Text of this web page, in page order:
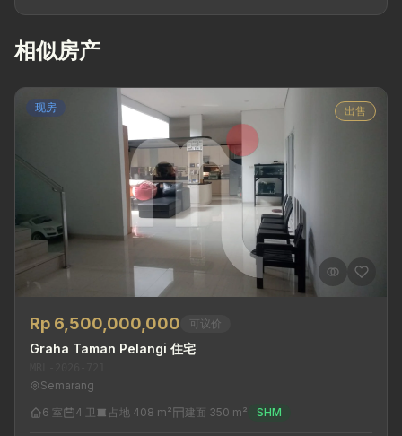
相似房产
现房 出售
Rp 6,500,000,000 可议价
Graha Taman Pelangi 住宅
Semarang
6 室
4 卫 占地 408 m² 建面 350 m² SHM